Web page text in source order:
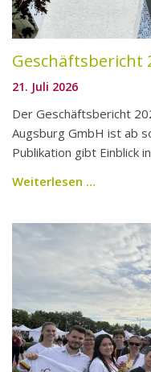
Geschäftsbericht
21. Juli 2026
Der Geschäftsbericht
Augsburg GmbH ist ab
Publikation gibt Einblick
Weiterlesen …